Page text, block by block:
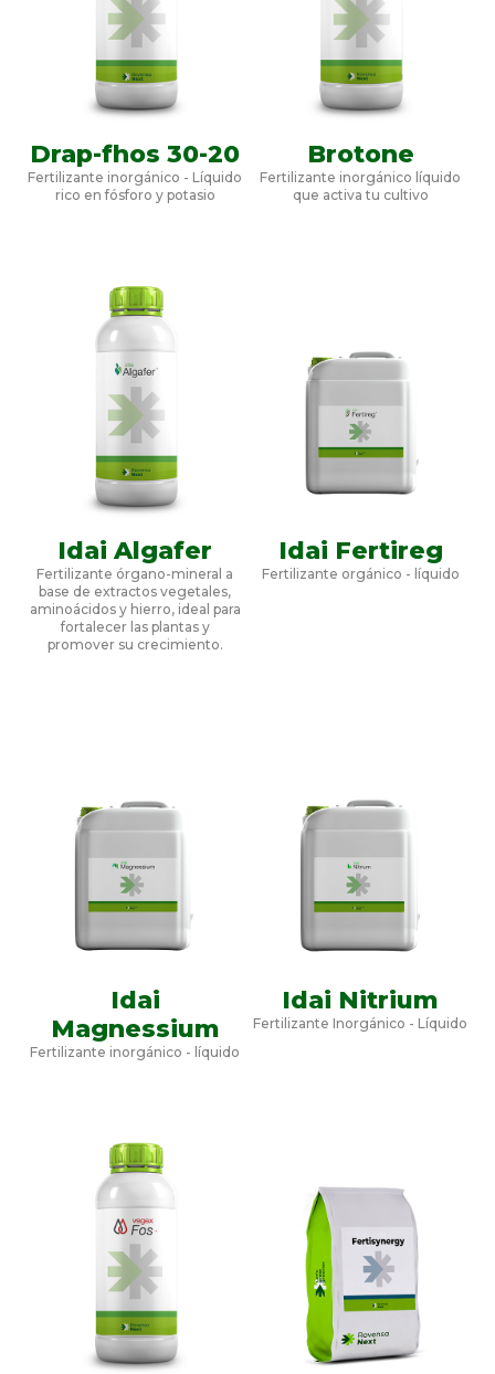
Drap-fhos 30-20
Fertilizante inorgánico - Líquido
rico en fósforo y potasio
Brotone
Fertilizante inorgánico líquido
que activa tu cultivo
Idai Algafer
Fertilizante órgano-mineral a
base de extractos vegetales,
aminoácidos y hierro, ideal para
fortalecer las plantas y
promover su crecimiento.
Idai Fertireg
Fertilizante orgánico - líquido
Idai
Magnessium
Fertilizante inorgánico - líquido
Idai Nitrium
Fertilizante Inorgánico - Líquido